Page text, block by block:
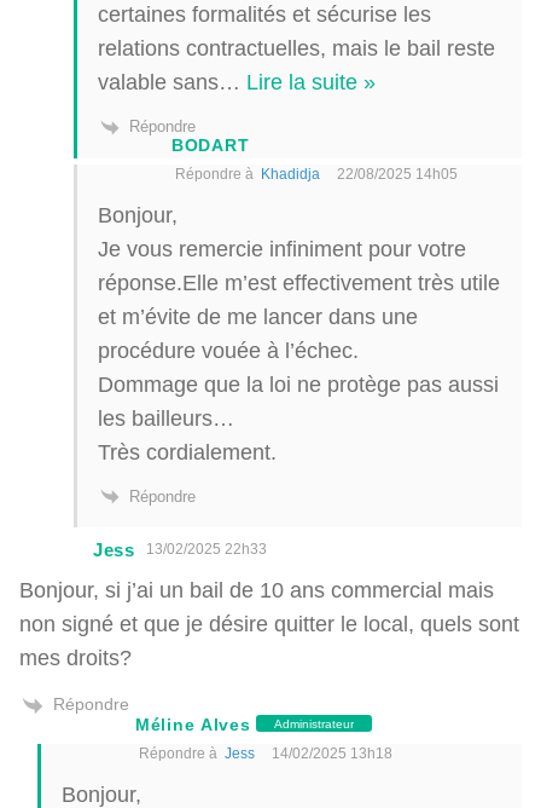
certaines formalités et sécurise les
relations contractuelles, mais le bail reste
valable sans… Lire la suite »
Répondre
BODART
Répondre à Khadidja 22/08/2025 14h05
Bonjour,
Je vous remercie infiniment pour votre
réponse.Elle m’est effectivement très utile
et m’évite de me lancer dans une
procédure vouée à l’échec.
Dommage que la loi ne protège pas aussi
les bailleurs…
Très cordialement.
Répondre
Jess 13/02/2025 22h33
Bonjour, si j’ai un bail de 10 ans commercial mais
non signé et que je désire quitter le local, quels sont
mes droits?
Répondre
Méline Alves
Administrateur
Répondre à Jess 14/02/2025 13h18
Bonjour,